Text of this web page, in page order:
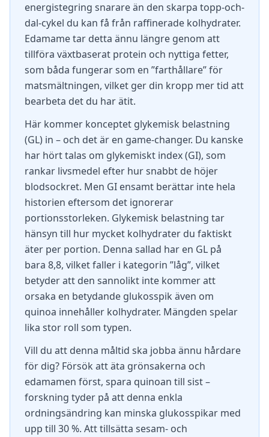
energistegring snarare än den skarpa topp-och-
dal-cykel du kan få från raffinerade kolhydrater.
Edamame tar detta ännu längre genom att
tillföra växtbaserat protein och nyttiga fetter,
som båda fungerar som en ”farthållare” för
matsmältningen, vilket ger din kropp mer tid att
bearbeta det du har ätit.
Här kommer konceptet glykemisk belastning
(GL) in – och det är en game-changer. Du kanske
har hört talas om glykemiskt index (GI), som
rankar livsmedel efter hur snabbt de höjer
blodsockret. Men GI ensamt berättar inte hela
historien eftersom det ignorerar
portionsstorleken. Glykemisk belastning tar
hänsyn till hur mycket kolhydrater du faktiskt
äter per portion. Denna sallad har en GL på
bara 8,8, vilket faller i kategorin ”låg”, vilket
betyder att den sannolikt inte kommer att
orsaka en betydande glukosspik även om
quinoa innehåller kolhydrater. Mängden spelar
lika stor roll som typen.
Vill du att denna måltid ska jobba ännu hårdare
för dig? Försök att äta grönsakerna och
edamamen först, spara quinoan till sist –
forskning tyder på att denna enkla
ordningsändring kan minska glukosspikar med
upp till 30 %. Att tillsätta sesam- och